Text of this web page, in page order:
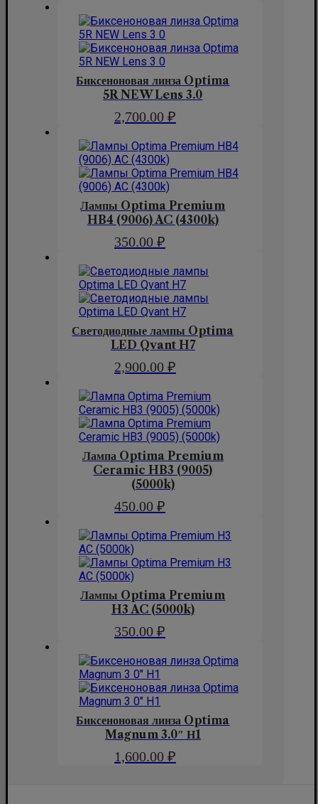
Биксеноновая линза Optima
5R NEW Lens 3.0
2,700.00 ₽
Лампы Optima Premium
HB4 (9006) AC (4300k)
350.00 ₽
Светодиодные лампы Optima
LED Qvant H7
2,900.00 ₽
Лампа Optima Premium
Ceramic HB3 (9005)
(5000k)
450.00 ₽
Лампы Optima Premium
H3 AC (5000k)
350.00 ₽
Биксеноновая линза Optima
Magnum 3.0″ Н1
1,600.00 ₽